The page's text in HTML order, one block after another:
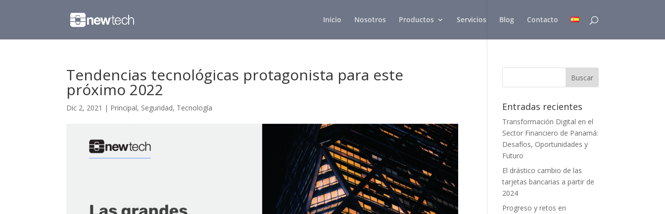
Inicio Nosotros Productos Servicios Blog Contacto
Tendencias tecnológicas protagonista para este
próximo 2022
Dic 2, 2021 | Principal, Seguridad, Tecnología Entradas recientes
Transformación Digital en el
Sector Financiero de Panamá:
Desafíos, Oportunidades y
Futuro
El drástico cambio de las
tarjetas bancarias a partir de
2024
Progreso y retos en